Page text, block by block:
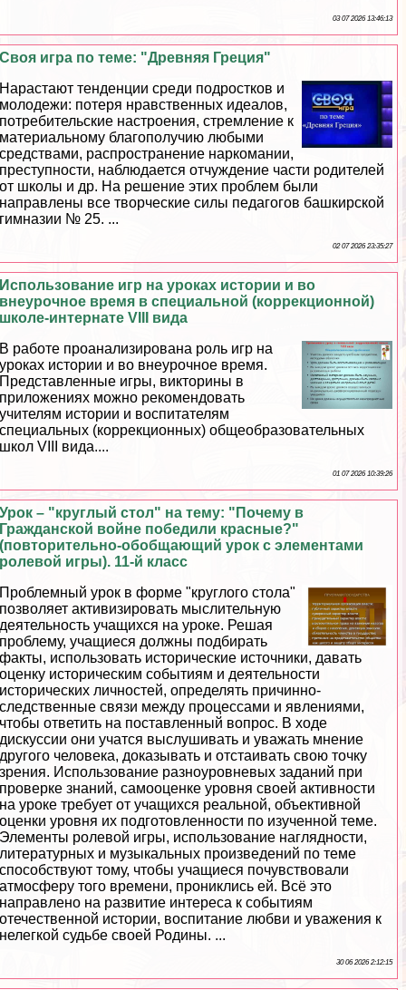
03 07 2026 13:46:13
Своя игра по теме: "Древняя Греция"
Нарастают тенденции среди подростков и
молодежи: потеря нравственных идеалов,
потребительские настроения, стремление к
материальному благополучию любыми
средствами, распространение наркомании,
преступности, наблюдается отчуждение части родителей
от школы и др. На решение этих проблем были
направлены все творческие силы педагогов башкирской
гимназии № 25. ...
02 07 2026 23:35:27
Использование игр на уроках истории и во
внеурочное время в специальной (коррекционной)
школе-интернате VIII вида
В работе проанализирована роль игр на
уроках истории и во внеурочное время.
Представленные игры, викторины в
приложениях можно рекомендовать
учителям истории и воспитателям
специальных (коррекционных) общеобразовательных
школ VIII вида....
01 07 2026 10:39:26
Урок – "круглый стол" на тему: "Почему в
Гражданской войне победили красные?"
(повторительно-обобщающий урок с элементами
ролевой игры). 11-й класс
Проблемный урок в форме "круглого стола"
позволяет активизировать мыслительную
деятельность учащихся на уроке. Решая
проблему, учащиеся должны подбирать
факты, использовать исторические источники, давать
оценку историческим событиям и деятельности
исторических личностей, определять причинно-
следственные связи между процессами и явлениями,
чтобы ответить на поставленный вопрос. В ходе
дискуссии они учатся выслушивать и уважать мнение
другого человека, доказывать и отстаивать свою точку
зрения. Использование разноуровневых заданий при
проверке знаний, самооценке уровня своей активности
на уроке требует от учащихся реальной, объективной
оценки уровня их подготовленности по изученной теме.
Элементы ролевой игры, использование наглядности,
литературных и музыкальных произведений по теме
способствуют тому, чтобы учащиеся почувствовали
атмосферу того времени, прониклись ей. Всё это
направлено на развитие интереса к событиям
отечественной истории, воспитание любви и уважения к
нелегкой судьбе своей Родины. ...
30 06 2026 2:12:15